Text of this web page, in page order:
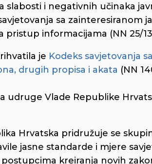
slabosti i negativnih učinaka
sa zainteresiranom
pristup informacijama (NN 25/
je Kodeks savjetovanja
drugih propisa i akata (NN
udruge Vlade Republike
Hrvatska pridružuje se
jasne standarde i mjere
kreiranja novih